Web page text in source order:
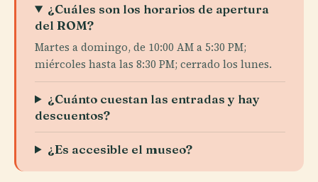
¿Cuáles son los horarios de apertura
del ROM?
Martes a domingo, de 10:00 AM a 5:30 PM;
miércoles hasta las 8:30 PM; cerrado los lunes.
¿Cuánto cuestan las entradas y hay
descuentos?
¿Es accesible el museo?